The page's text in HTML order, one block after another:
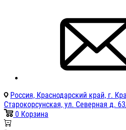
Россия, Краснодарский край, г.
Старокорсунская, ул. Северная д.
0 Корзина